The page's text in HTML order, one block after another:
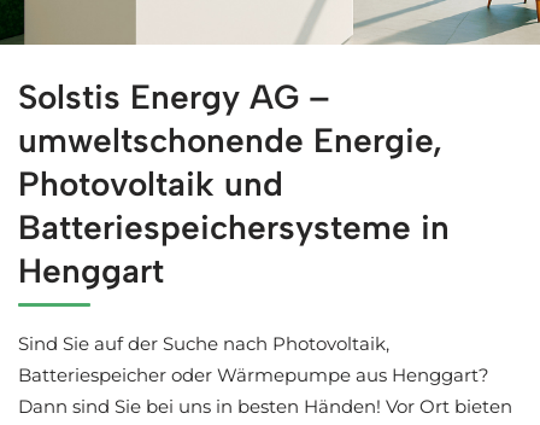
Solstis Energy AG –
umweltschonende Energie,
Photovoltaik und
Batteriespeichersysteme in
Henggart
Sind Sie auf der Suche nach Photovoltaik,
Batteriespeicher oder Wärmepumpe aus Henggart?
Dann sind Sie bei uns in besten Händen! Vor Ort bieten